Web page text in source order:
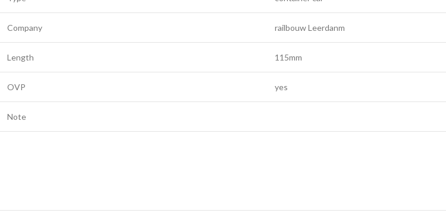
Company railbouw Leerdanm
Length 115mm
OVP yes
Note